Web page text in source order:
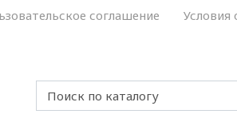
соглашение Условия